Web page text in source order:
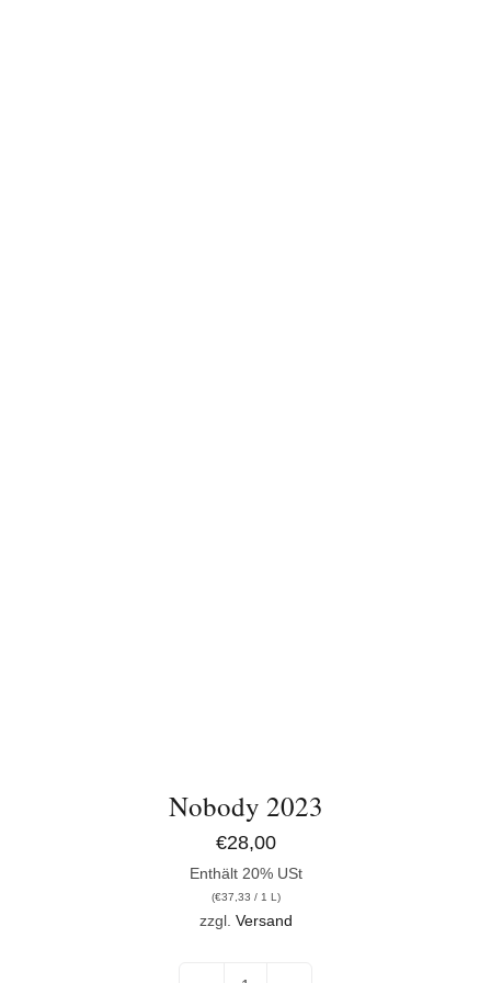
Nobody 2023
€28,00
Enthält 20% USt
(€37,33 / 1 L)
zzgl. Versand